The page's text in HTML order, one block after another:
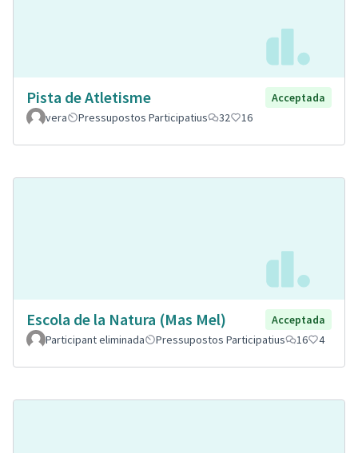
Pista de Atletisme
Acceptada
vera
Pressupostos Participatius 32 16
Escola de la Natura (Mas Mel)
Acceptada
Participant eliminada
Pressupostos Participatius 16 4